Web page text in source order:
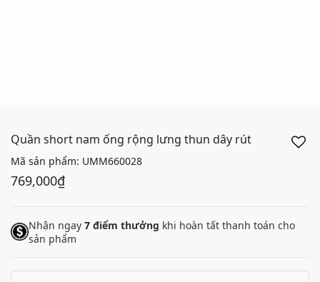
Quần short nam ống rộng lưng thun dây rút
Mã sản phẩm: UMM660028
769,000₫
Nhận ngay 7 điểm thưởng khi hoàn tất thanh toán cho
sản phẩm